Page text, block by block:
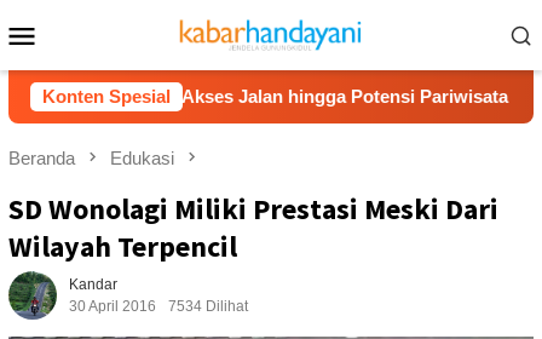
ke
kontenMobile
Konten Spesial
Bahas Akses Jalan hingga Potensi Pariwisata Film
Beranda Edukasi
SD Wonolagi Miliki Prestasi Meski Dari
Wilayah Terpencil
Kandar
30 April 2016
7534 Dilihat